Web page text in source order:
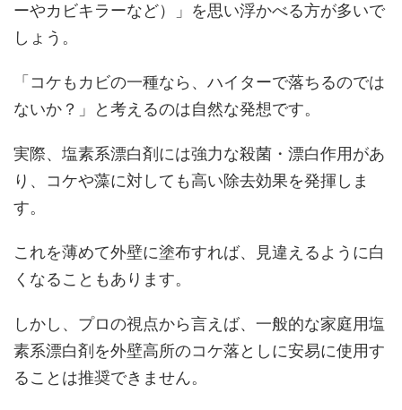
ーやカビキラーなど）」を思い浮かべる方が多いで
しょう。
「コケもカビの一種なら、ハイターで落ちるのでは
ないか？」と考えるのは自然な発想です。
実際、塩素系漂白剤には強力な殺菌・漂白作用があ
り、コケや藻に対しても高い除去効果を発揮しま
す。
これを薄めて外壁に塗布すれば、見違えるように白
くなることもあります。
しかし、プロの視点から言えば、一般的な家庭用塩
素系漂白剤を外壁高所のコケ落としに安易に使用す
ることは推奨できません。